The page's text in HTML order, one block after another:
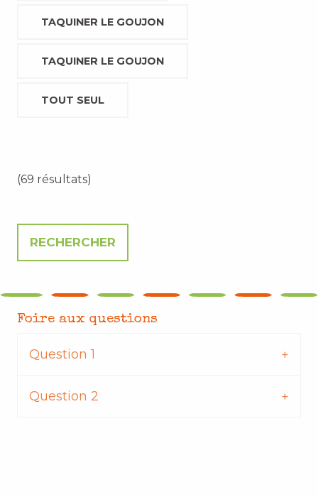
TAQUINER LE GOUJON
TAQUINER LE GOUJON
TOUT SEUL
(69 résultats)
Foire aux questions
Question 1
Question 2